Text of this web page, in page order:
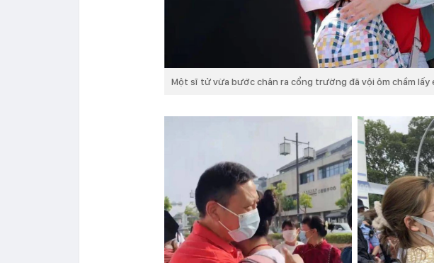
Một sĩ tử vừa bước chân ra cổng trường đã vội ôm chầm